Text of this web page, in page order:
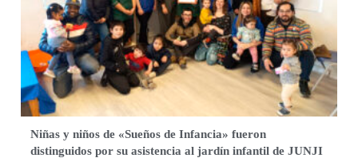
Niñas y niños de «Sueños de Infancia» fueron
distinguidos por su asistencia al jardín infantil de JUNJI